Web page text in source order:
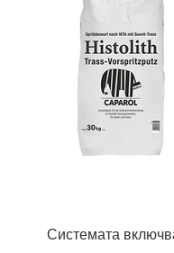
Системата